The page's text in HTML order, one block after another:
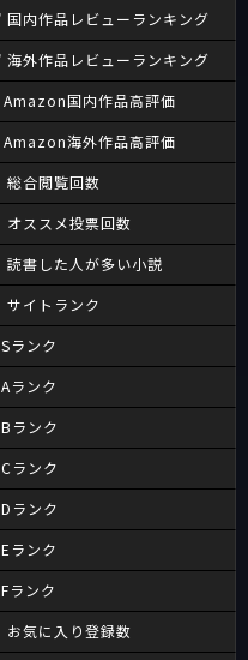
国内作品レビューランキング
海外作品レビューランキング
Amazon国内作品高評価
Amazon海外作品高評価
総合閲覧回数
オススメ投票回数
読書した人が多い小説
サイトランク
Sランク
Aランク
Bランク
Cランク
Dランク
Eランク
Fランク
お気に入り登録数